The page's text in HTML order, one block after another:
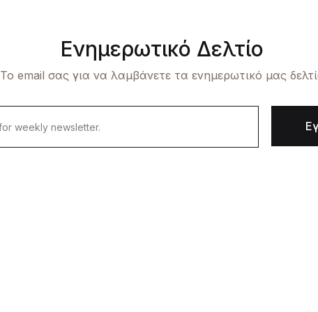
Ενημερωτικό Δελτίο
Το email σας για να λαμβάνετε τα ενημερωτικό μας